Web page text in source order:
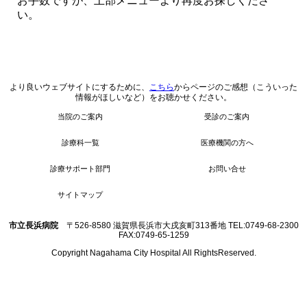
い。
より良いウェブサイトにするために、 こちらからページのご感想（こういった
情報がほしいなど）をお聴かせください。
当院のご案内 受診のご案内
診療科一覧 医療機関の方へ
診療サポート部門 お問い合せ
サイトマップ
市立長浜病院
〒526-8580 滋賀県長浜市大戌亥町313番地 TEL:0749-68-2300
FAX:0749-65-1259
Copyright Nagahama City Hospital All RightsReserved.